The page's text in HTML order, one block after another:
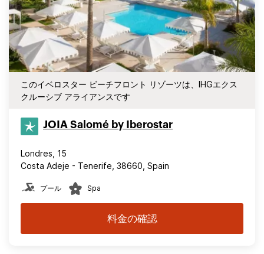
このイベロスター ビーチフロント リゾーツは、IHGエクス
クルーシブ アライアンスです
JOIA Salomé by Iberostar
Londres, 15
Costa Adeje - Tenerife, 38660, Spain
プール Spa
料金の確認